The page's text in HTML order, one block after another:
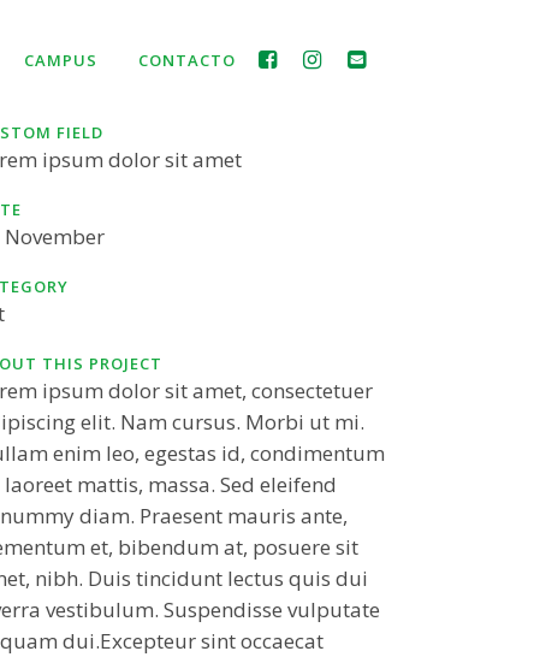
CAMPUS CONTACTO
FIELD
ipsum dolor sit amet
November
THIS PROJECT
ipsum dolor sit amet, consectetuer
elit. Nam cursus. Morbi ut mi.
enim leo, egestas id, condimentum
laoreet mattis, massa. Sed eleifend
diam. Praesent mauris ante,
et, bibendum at, posuere sit
nibh. Duis tincidunt lectus quis dui
vestibulum. Suspendisse vulputate
dui.Excepteur sint occaecat